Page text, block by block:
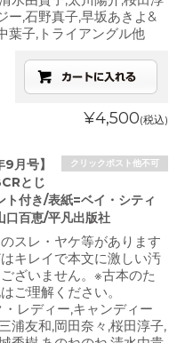
ー,石野真子,早坂あきよ&
葉子,トライアングル他
¥4,500(税込)
クリックポスト他不可
月号】
とじ
ト付き/表紙=ベイ・シティ
口百恵/平凡出版社
スレ・ヤケ等があります
キレイで本文に激しい汚
ざいません。※古本のた
ご理解ください。
レディー,キャンディー
浦友和,岡田奈々,桜田淳子,